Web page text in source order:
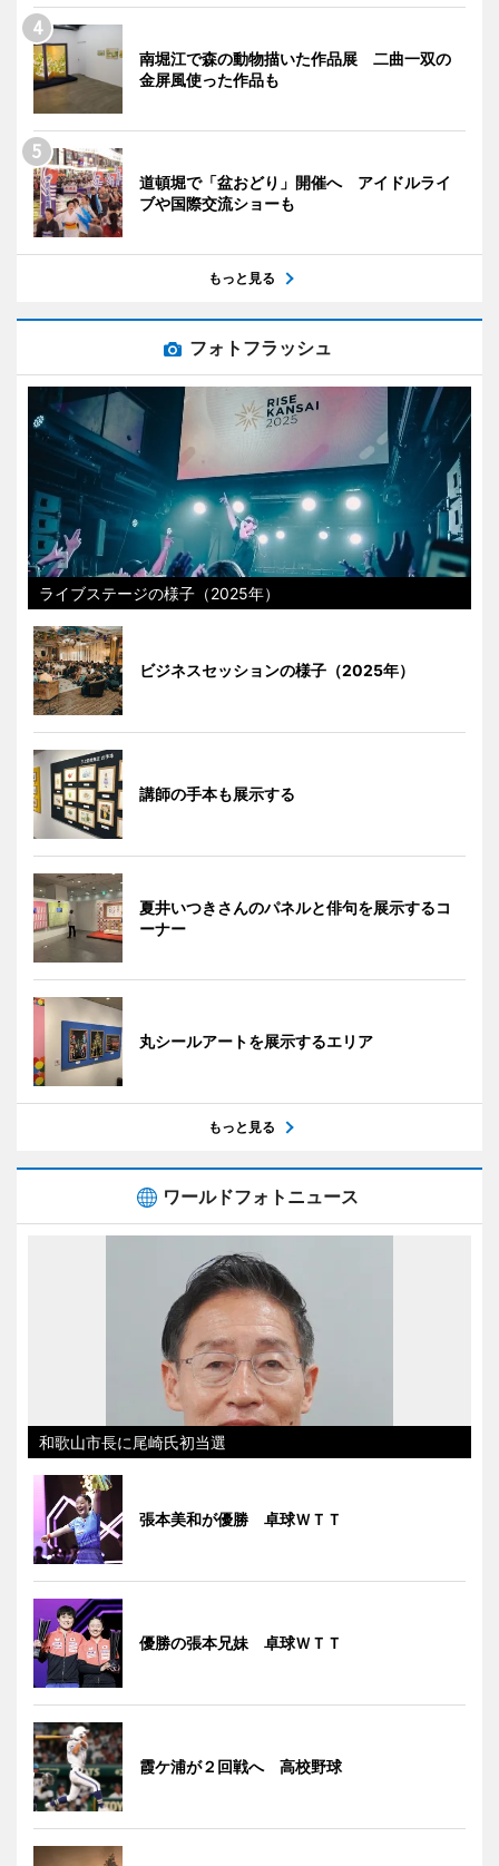
南堀江で森の動物描いた作品展 二曲一双の
金屏風使った作品も
道頓堀で「盆おどり」開催へ アイドルライ
ブや国際交流ショーも
もっと見る
フォトフラッシュ
ライブステージの様子（2025年）
ビジネスセッションの様子（2025年）
講師の手本も展示する
夏井いつきさんのパネルと俳句を展示するコ
ーナー
丸シールアートを展示するエリア
もっと見る
ワールドフォトニュース
和歌山市長に尾崎氏初当選
張本美和が優勝 卓球ＷＴＴ
優勝の張本兄妹 卓球ＷＴＴ
霞ケ浦が２回戦へ 高校野球